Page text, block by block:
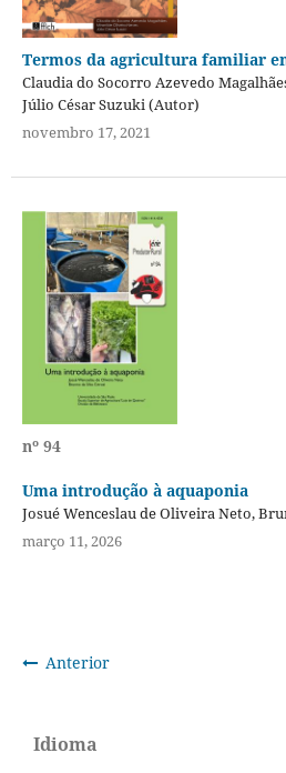
Termos da agricultura familiar
Claudia do Socorro Azevedo
Júlio César Suzuki (Autor)
novembro 17, 2021
nº 94
Uma introdução à aquaponia
Josué Wenceslau de Oliveira Neto,
março 11, 2026
Anterior
Idioma